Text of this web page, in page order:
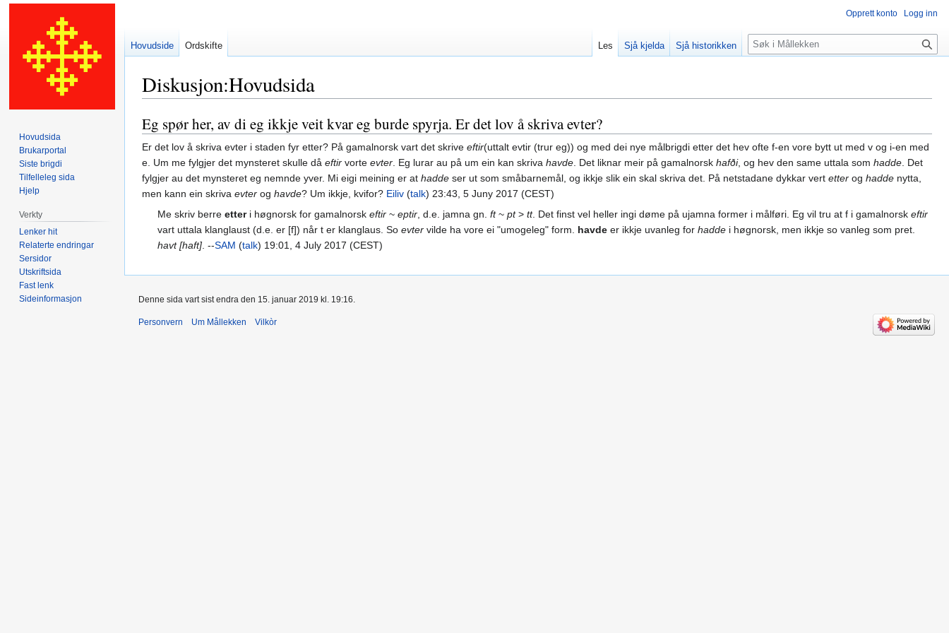
Diskusjon:Hovudsida
Hopp
til
navigering
Hopp
til
søk
Eg spør her, av di eg ikkje veit kvar eg burde spyrja. Er det lov å skriva evter?
Er det lov å skriva evter i staden fyr etter? På gamalnorsk vart det skrive eftir(uttalt evtir (trur eg)) og med dei nye målbrigdi etter det hev ofte f-en vore bytt ut med v og i-en med
e. Um me fylgjer det mynsteret skulle då eftir vorte evter . Eg lurar au på um ein kan skriva havde . Det liknar meir på gamalnorsk hafði, og hev den same uttala som hadde . Det
fylgjer au det mynsteret eg nemnde yver. Mi eigi meining er at hadde ser ut som småbarnemål, og ikkje slik ein skal skriva det. På netstadane dykkar vert etter og hadde nytta,
men kann ein skriva evter og havde? Um ikkje, kvifor? Eiliv (talk) 23:43, 5 Juny 2017 (CEST)
Me skriv berreetteri høgnorsk for gamalnorskeftir ~eptir , d.e. jamna gn.ft~pt>tt. Det finst vel heller ingi døme på ujamna former i målføri. Eg vil tru at f i gamalnorskeftir
vart uttala klanglaust (d.e. er [f]) når t er klanglaus. Soevter vilde ha vore ei "umogeleg" form. havde er ikkje uvanleg forhadde i høgnorsk, men ikkje so vanleg som pret.
havt [haft] . --SAM (talk) 19:01, 4 July 2017 (CEST)
Opprett konto Logg inn
Hovudside Ordskifte Les Sjå kjelda Sjå historikken
Søk
Hovudsida
Brukarportal
Siste brigdi
Tilfelleleg sida
Hjelp
Verkty
Lenker hit
Relaterte endringar
Sersidor
Utskriftsida
Fast lenk
Sideinformasjon
Denne sida vart sist endra den 15. januar 2019 kl. 19:16.
Personvern Um Mållekken Vilkòr